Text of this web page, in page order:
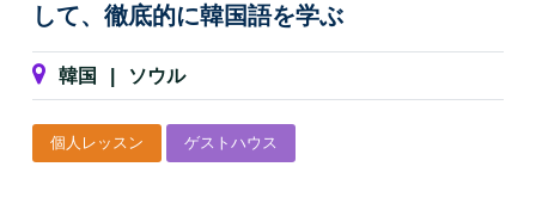
して、徹底的に韓国語を学ぶ
韓国 ソウル
個人レッスン ゲストハウス